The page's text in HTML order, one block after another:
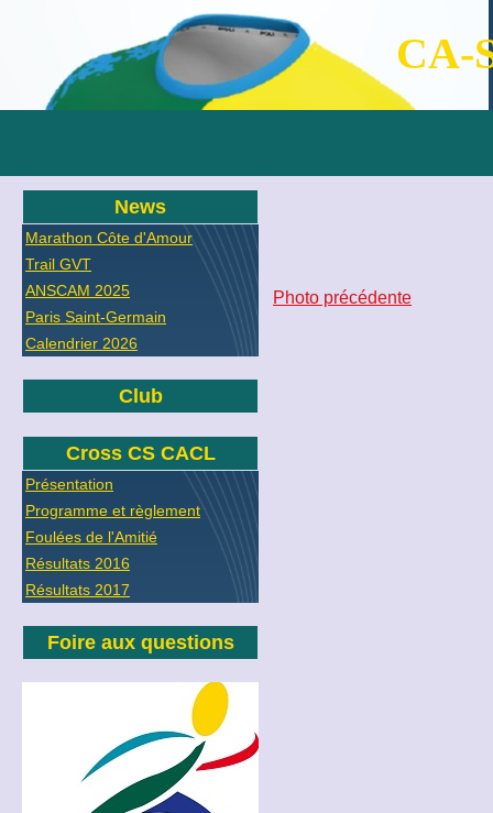
CA-
News
Marathon Côte d'Amour
Trail GVT
ANSCAM 2025
Paris Saint-Germain
Calendrier 2026
Club
Cross CS CACL
Présentation
Programme et règlement
Foulées de l'Amitié
Résultats 2016
Résultats 2017
Foire aux questions
Photo précédente